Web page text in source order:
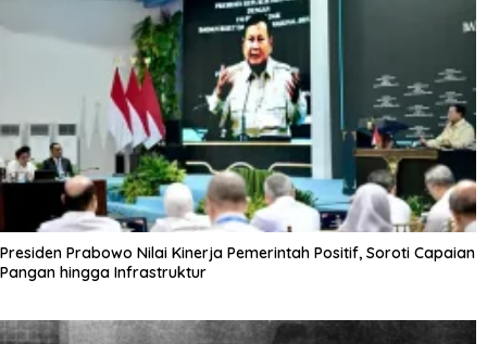
Presiden Prabowo Nilai Kinerja Pemerintah Positif, Soroti Capaian
Pangan hingga Infrastruktur